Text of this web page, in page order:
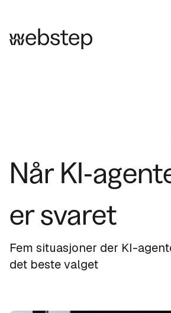
Når KI-
er svaret
Fem situasjoner der KI-
det beste valget